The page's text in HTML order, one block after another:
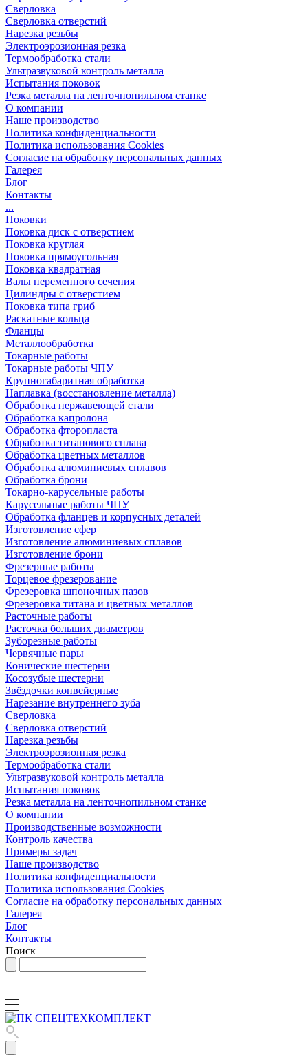
Сверловка
Сверловка отверстий
Нарезка резьбы
Электроэрозионная резка
Термообработка стали
Ультразвуковой контроль металла
Испытания поковок
Резка металла на ленточнопильном станке
О компании
Наше производство
Политика конфиденциальности
Политика использования Cookies
Согласие на обработку персональных данных
Галерея
Блог
Контакты
...
Поковки
Поковка диск с отверстием
Поковка круглая
Поковка прямоугольная
Поковка квадратная
Валы переменного сечения
Цилиндры с отверстием
Поковка типа гриб
Раскатные кольца
Фланцы
Металлообработка
Токарные работы
Токарные работы ЧПУ
Крупногабаритная обработка
Наплавка (восстановление металла)
Обработка нержавеющей стали
Обработка капролона
Обработка фторопласта
Обработка титанового сплава
Обработка цветных металлов
Обработка алюминиевых сплавов
Обработка брони
Токарно-карусельные работы
Карусельные работы ЧПУ
Обработка фланцев и корпусных деталей
Изготовление сфер
Изготовление алюминиевых сплавов
Изготовление брони
Фрезерные работы
Торцевое фрезерование
Фрезеровка шпоночных пазов
Фрезеровка титана и цветных металлов
Расточные работы
Расточка больших диаметров
Зуборезные работы
Червячные пары
Конические шестерни
Косозубые шестерни
Звёздочки конвейерные
Нарезание внутреннего зуба
Сверловка
Сверловка отверстий
Нарезка резьбы
Электроэрозионная резка
Термообработка стали
Ультразвуковой контроль металла
Испытания поковок
Резка металла на ленточнопильном станке
О компании
Производственные возможности
Контроль качества
Примеры задач
Наше производство
Политика конфиденциальности
Политика использования Cookies
Согласие на обработку персональных данных
Галерея
Блог
Контакты
Поиск